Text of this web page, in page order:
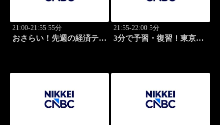
21:00-21:55 55分
おさらい！先週の経済テー
21:55-22:00 5分
3分で予習・復習！東京市